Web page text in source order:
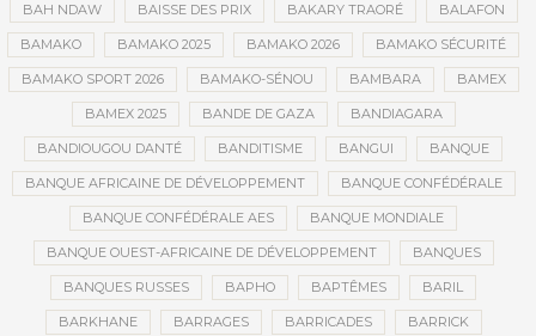
BAH NDAW BAISSE DES PRIX BAKARY TRAORÉ BALAFON
BAMAKO BAMAKO 2025 BAMAKO 2026 BAMAKO SÉCURITÉ
BAMAKO SPORT 2026 BAMAKO-SÉNOU BAMBARA BAMEX
BAMEX 2025 BANDE DE GAZA BANDIAGARA
BANDIOUGOU DANTÉ BANDITISME BANGUI BANQUE
BANQUE AFRICAINE DE DÉVELOPPEMENT BANQUE CONFÉDÉRALE
BANQUE CONFÉDÉRALE AES BANQUE MONDIALE
BANQUE OUEST-AFRICAINE DE DÉVELOPPEMENT BANQUES
BANQUES RUSSES BAPHO BAPTÊMES BARIL
BARKHANE BARRAGES BARRICADES BARRICK